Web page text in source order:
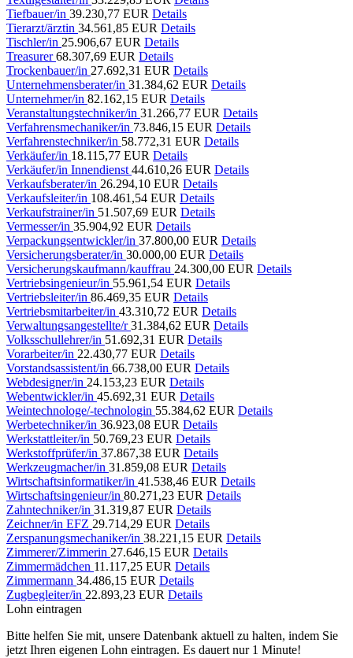
Tiefbauer/in 39.230,77 EUR Details
Tierarzt/ärztin 34.561,85 EUR Details
Tischler/in 25.906,67 EUR Details
Treasurer68.307,69 EUR Details
Trockenbauer/in 27.692,31 EUR Details
Unternehmensberater/in 31.384,62 EUR Details
Unternehmer/in 82.162,15 EUR Details
Veranstaltungstechniker/in 31.266,77 EUR Details
Verfahrensmechaniker/in 73.846,15 EUR Details
Verfahrenstechniker/in 58.772,31 EUR Details
Verkäufer/in 18.115,77 EUR Details
Verkäufer/in Innendienst 44.610,26 EUR Details
Verkaufsberater/in 26.294,10 EUR Details
Verkaufsleiter/in 108.461,54 EUR Details
Verkaufstrainer/in 51.507,69 EUR Details
Vermesser/in 35.904,92 EUR Details
Verpackungsentwickler/in 37.800,00 EUR Details
Versicherungsberater/in 30.000,00 EUR Details
Versicherungskaufmann/kauffrau 24.300,00 EUR Details
Vertriebsingenieur/in 55.961,54 EUR Details
Vertriebsleiter/in 86.469,35 EUR Details
Vertriebsmitarbeiter/in 43.310,72 EUR Details
Verwaltungsangestellte/r31.384,62 EUR Details
Volksschullehrer/in 51.692,31 EUR Details
Vorarbeiter/in 22.430,77 EUR Details
Vorstandsassistent/in 66.738,00 EUR Details
Webdesigner/in 24.153,23 EUR Details
Webentwickler/in 45.692,31 EUR Details
Weintechnologe/-technologin 55.384,62 EUR Details
Werbetechniker/in 36.923,08 EUR Details
Werkstattleiter/in 50.769,23 EUR Details
Werkstoffprüfer/in 37.867,38 EUR Details
Werkzeugmacher/in 31.859,08 EUR Details
Wirtschaftsinformatiker/in 41.538,46 EUR Details
Wirtschaftsingenieur/in 80.271,23 EUR Details
Zahntechniker/in 31.319,87 EUR Details
Zeichner/in EFZ 29.714,29 EUR Details
Zerspanungsmechaniker/in 38.221,15 EUR Details
Zimmerer/Zimmerin 27.646,15 EUR Details
Zimmermädchen 11.117,25 EUR Details
Zimmermann 34.486,15 EUR Details
Zugbegleiter/in 22.893,23 EUR Details
Lohn eintragen
Bitte helfen Sie mit, unsere Datenbank aktuell zu halten, indem Sie
jetzt Ihren eigenen Lohn eintragen. Es dauert nur 1 Minute!